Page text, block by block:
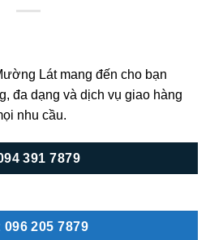
Lát mang đến cho bạn
đa dạng và dịch vụ giao hàng
nhu cầu.
391 7879
096 205 7879